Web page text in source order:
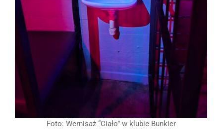
Foto: Wernisaż “Ciało” w klubie Bunkier